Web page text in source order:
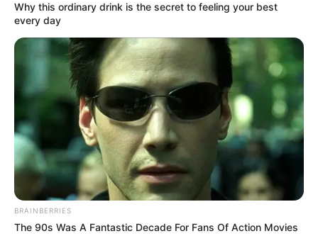
Why this ordinary drink is the secret to feeling your best
every day
BRAINBERRIES
The 90s Was A Fantastic Decade For Fans Of Action Movies